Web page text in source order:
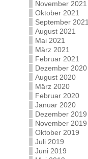
November 2021
Oktober 2021
September 2021
August 2021
Mai 2021
März 2021
Februar 2021
Dezember 2020
August 2020
März 2020
Februar 2020
Januar 2020
Dezember 2019
November 2019
Oktober 2019
Juli 2019
Juni 2019